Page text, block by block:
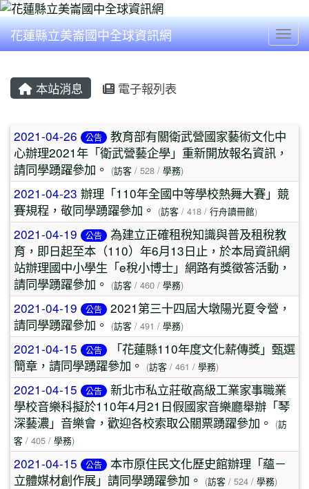
花蓮縣立美崙國中全球資訊網
本站消息 電子報列表
文章列表
2021-04-26 公告
教育部有關衛武營國家藝術文化中
心辦理2021年「衛武營藝企學」重新開放報名資訊，
請同學踴躍參加。 (訪客 / 528 / 學務)
2021-04-23 辦理「110年全國中等學校熱舞大賽」競
賽規程，敬同學踴躍參加。 (訪客 / 418 / 行舟讀冊館)
2021-04-19 公告
為建立正確租稅知識與普及租稅教
育，即日起至本（110）年6月13日止，於本局資訊網
站辦理國中小學生「e稅小博士」網路有獎徵答活動，
請同學踴躍參加。 (訪客 / 460 / 學務)
2021-04-19 公告
2021第三十四屆大墩陽光夏令營，
請同學踴躍參加。 (訪客 / 491 / 學務)
2021-04-15 公告
「花蓮縣110年度文化薪傳獎」甄選
簡章，請同學踴躍參加。 (訪客 / 461 / 學務)
2021-04-15 公告
新北市私立莊敬高級工業家事職業
學校音樂科擬於110年4月21日假國家音樂廳舉辦「琴
深藝濃」音樂會，歡迎各校索取公關票踴躍參加。 (訪
客 / 405 / 學務)
2021-04-15 公告
本市原住民文化歷史館辦理「蘊－
立體媒材創作展」請同學踴躍參加。 (訪客 / 524 / 學務)